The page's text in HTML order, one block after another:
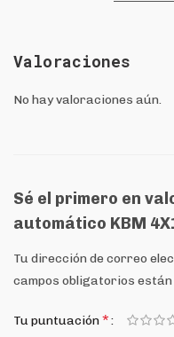
Valoraciones
No hay valoraciones aún.
Sé el primero en
automático KBM
Tu dirección de correo
campos obligatorios
Tu puntuación*